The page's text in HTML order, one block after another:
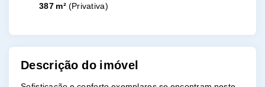
387 m² (Privativa)
Descrição do imóvel